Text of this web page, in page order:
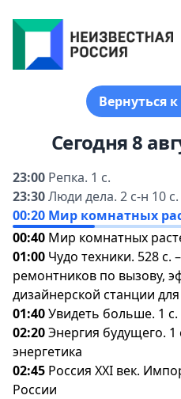
ернуться
Сегодня 8
23:00 Репка. 1 с.
23:30Люди дела. 2 с-н 10 с.
00:20 Мир комнатных
00:40 Мир комнатных
01:00 Чудо техники. 528
ремонтников по вызову,
дизайнерской станции
01:40Увидеть больше. 1 с.
02:20Энергия будущего. 1
энергетика
02:45 Россия XXI век.
России